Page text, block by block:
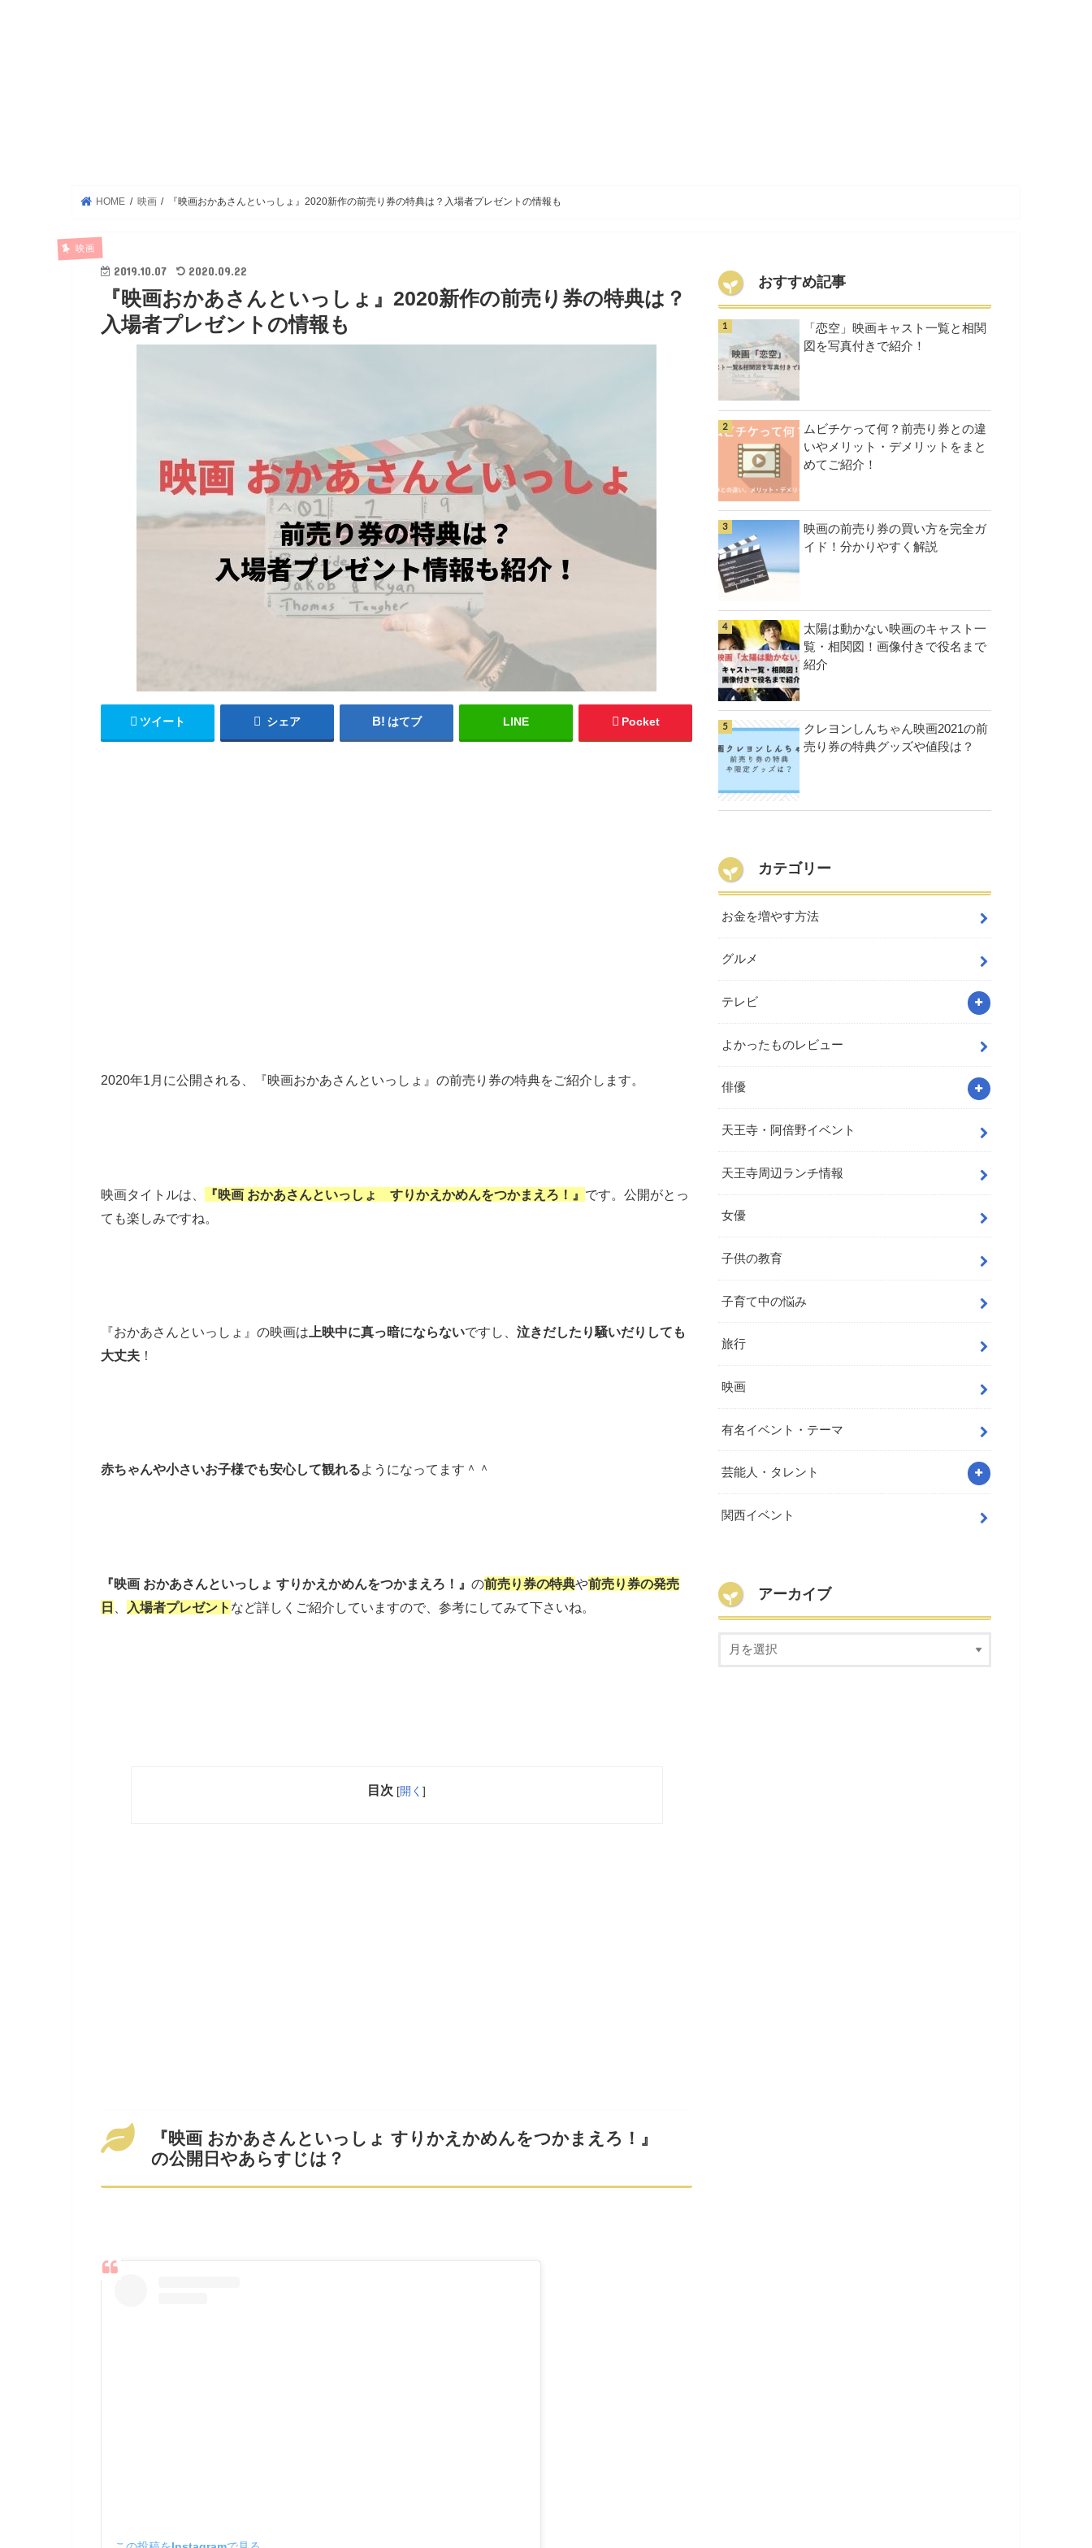
HOME 映画 『映画おかあさんといっしょ』2020新作の前売り券の特典は？入場者プレゼントの情報も
映画
2019.10.07 2020.09.22
『映画おかあさんといっしょ』2020新作の前売り券の特典は？
入場者プレゼントの情報も
ツイート シェア はてブ LINE Pocket
2020年1月に公開される、『映画おかあさんといっしょ』の前売り券の特典をご紹介します。
映画タイトルは、 『映画 おかあさんといっしょ すりかえかめんをつかまえろ！』 です。公開がとっ
ても楽しみですね。
『おかあさんといっしょ』の映画は 上映中に真っ暗にならないですし、 泣きだしたり騒いだりしても
大丈夫 ！
赤ちゃんや小さいお子様でも安心して観れるようになってます＾＾
『映画 おかあさんといっしょ すりかえかめんをつかまえろ！』 の前売り券の特典や前売り券の発売
日
入場者プレゼント など詳しくご紹介していますので、参考にしてみて下さいね。
目次 [開く ]
『映画 おかあさんといっしょ すりかえかめんをつかまえろ！ 』
の公開日やあらすじは？
おすすめ記事
「恋空」映画キャスト一覧と相関
図を写真付きで紹介！
ムビチケって何？前売り券との違
いやメリット・デメリットをまと
めてご紹介！
映画の前売り券の買い方を完全ガ
イド！分かりやすく解説
太陽は動かない映画のキャスト一
覧・相関図！画像付きで役名まで
紹介
クレヨンしんちゃん映画2021の前
売り券の特典グッズや値段は？
カテゴリー
お金を増やす方法
グルメ
テレビ
よかったものレビュー
俳優
天王寺・阿倍野イベント
天王寺周辺ランチ情報
女優
子供の教育
子育て中の悩み
旅行
映画
有名イベント・テーマ
芸能人・タレント
関西イベント
アーカイブ